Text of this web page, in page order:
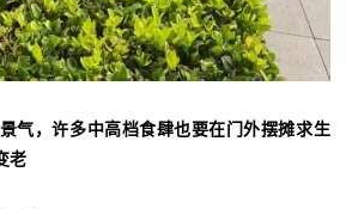
气，许多中高档食肆也要在门外摆摊求生
老